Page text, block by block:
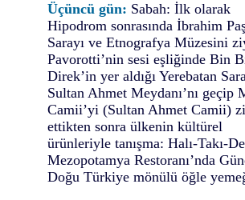
Üçüncü gün: Sabah: İlk olarak
Hipodrom sonrasında İbrahim
Sarayı ve Etnografya Müzesini
Pavorotti’nin sesi eşliğinde Bin
Direk’in yer aldığı Yerebatan
Sultan Ahmet Meydanı’nı geçip
Camii’yi (Sultan Ahmet Camii)
ettikten sonra ülkenin kültürel
ürünleriyle tanışma: Halı-Takı-
Mezopotamya Restoranı’nda
Doğu Türkiye mönülü öğle